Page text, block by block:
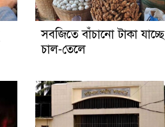
সবজিতে বাঁচানো টাকা যাচ্ছে
চাল-তেলে